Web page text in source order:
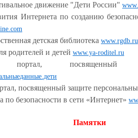
движение "Дети России"
Интернета по созданию
детская библиотека www.rgdb.ru
родителей и детей www.ya-roditel.ru
портал, посвященный
посвященный защите
по безопасности в сети «Интернет»
Памятки